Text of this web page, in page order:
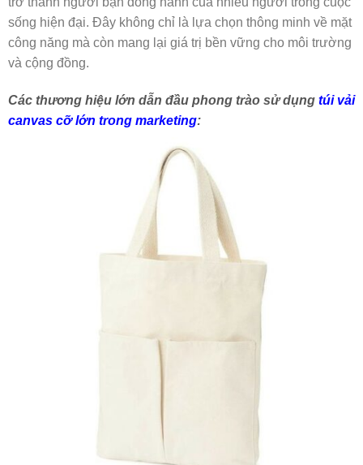
sống hiện đại. Đây không chỉ là lựa chọn thông minh về mặt
công năng mà còn mang lại giá trị bền vững cho môi trường
và cộng đồng.
Các thương hiệu lớn dẫn đầu phong trào sử dụng túi vải
canvas cỡ lớn trong marketing: